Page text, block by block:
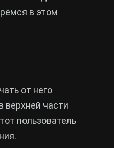
в этом
от него
верхней части
пользователь